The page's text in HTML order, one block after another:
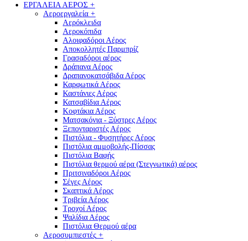
ΕΡΓΑΛΕΙΑ ΑΕΡΟΣ +
Αεροεργαλεία +
Αερόκλειδα
Αεροκόπιδα
Αλοιφαδόροι Αέρος
Αποκολλητές Παρμπρίζ
Γρασαδόροι αέρος
Δράπανα Αέρος
Δραπανοκατσάβιδα Αέρος
Καρφωτικά Αέρος
Καστάνιες Αέρος
Κατσαβίδια Αέρος
Κοφτάκια Αέρος
Ματσακόνια - Ξύστρες Αέρος
Ξεπονταριστές Αέρος
Πιστόλια - Φυσητήρες Αέρος
Πιστόλια αμμοβολής-Πίσσας
Πιστόλια Βαφής
Πιστόλια θερμού αέρα (Στεγνωτικά) αέρος
Πριτσιναδόροι Αέρος
Σέγες Αέρος
Σκαπτικά Αέρος
Τριβεία Αέρος
Τροχοί Αέρος
Ψαλίδια Αέρος
Πιστόλια Θερμού αέρα
Αεροσυμπιεστές +